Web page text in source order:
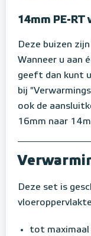
14mm PE-
Deze buizen
Wanneer u aan
geeft dan kunt
bij
ook de
16mm naar
Deze set is
tot maximaal